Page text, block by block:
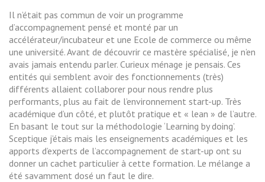
Il n’était pas commun de voir un programme
d’accompagnement pensé et monté par un
accélérateur/incubateur et une Ecole de commerce ou même
une université. Avant de découvrir ce mastère spécialisé, je n’en
avais jamais entendu parler. Curieux ménage je pensais. Ces
entités qui semblent avoir des fonctionnements (très)
différents allaient collaborer pour nous rendre plus
performants, plus au fait de l’environnement start-up. Très
académique d’un côté, et plutôt pratique et « lean » de l’autre.
En basant le tout sur la méthodologie ‘Learning by doing’.
Sceptique j’étais mais les enseignements académiques et les
apports d’experts de l’accompagnement de start-up ont su
donner un cachet particulier à cette formation. Le mélange a
été savamment dosé un faut le dire.